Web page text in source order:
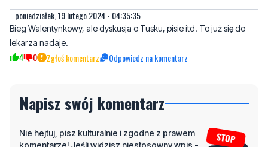
4 0 Zgłoś komentarz Odpowiedz na komentarz
Napisz swój komentarz
komentarze! Jeśli widzisz niestosowny wpis -
kliknij "zgłoś nadużycie".
Imię / Podpis